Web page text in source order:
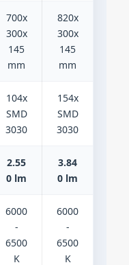
700x
300x
145
mm
820x
300x
145
mm
104x
SMD
3030
154x
SMD
3030
2.55
0 lm
3.84
0 lm
6000
-
6500
K
6000
-
6500
K